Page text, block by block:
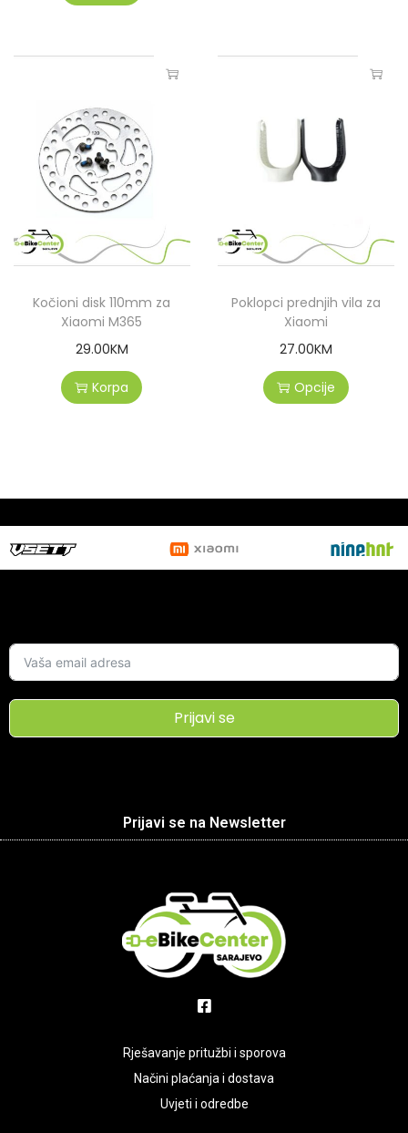
Kočioni disk 110mm za
Xiaomi M365
29.00KM
Korpa
Poklopci prednjih vila za
Xiaomi
27.00KM
Opcije
Prijavi se
Prijavi se na Newsletter
Rješavanje pritužbi i sporova
Načini plaćanja i dostava
Uvjeti i odredbe